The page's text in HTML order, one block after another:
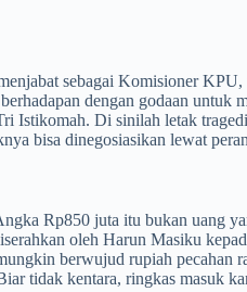
sebagai Komisioner
dengan godaan untuk
Istikomah. Di sinilah letak
bisa dinegosiasikan lewat
Rp850 juta itu bukan uang
oleh Harun Masiku
berwujud rupiah pecahan
tidak kentara, ringkas masuk